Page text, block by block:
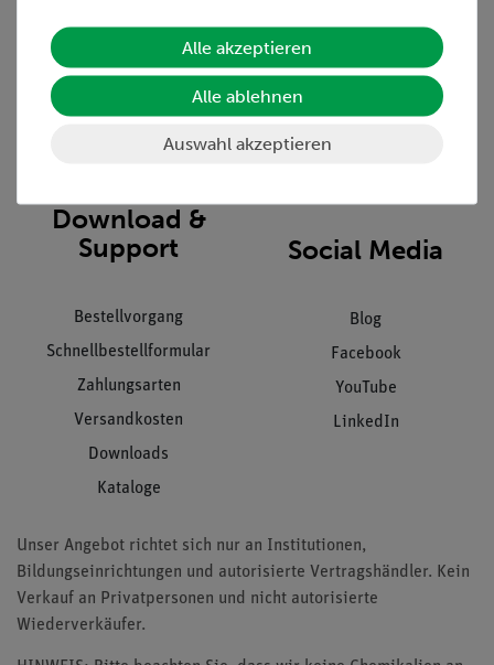
Kontakt
Hinweisgeberschutz
Download &
Support
Bestellvorgang
Schnellbestellformular
Zahlungsarten
Versandkosten
Downloads
Kataloge
Social Media
Blog
Facebook
YouTube
LinkedIn
Unser Angebot richtet sich nur an Institutionen,
Bildungseinrichtungen und autorisierte Vertragshändler. Kein
Verkauf an Privatpersonen und nicht autorisierte
Wiederverkäufer.
Alle akzeptieren
Alle ablehnen
Auswahl akzeptieren